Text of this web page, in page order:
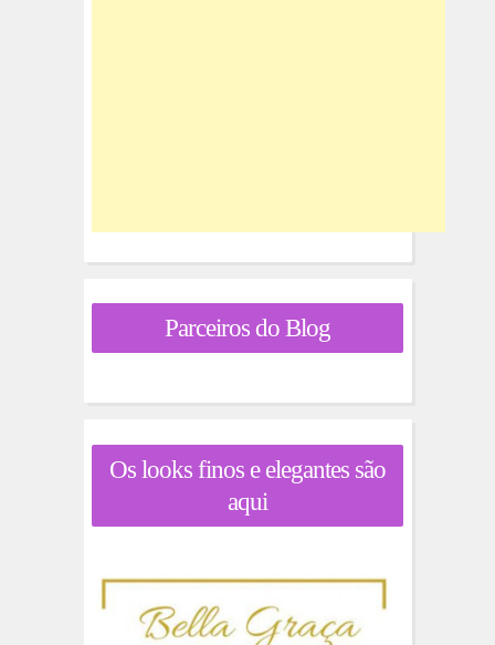
Parceiros do Blog
Os looks finos e elegantes são
aqui